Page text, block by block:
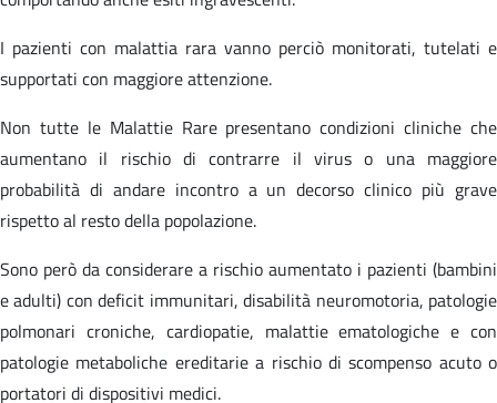
I pazienti con malattia rara vanno perciò monitorati, tutelati e
supportati con maggiore attenzione.
Non tutte le Malattie Rare presentano condizioni cliniche che
aumentano il rischio di contrarre il virus o una maggiore
probabilità di andare incontro a un decorso clinico più grave
rispetto al resto della popolazione.
Sono però da considerare a rischio aumentato i pazienti (bambini
e adulti) con deficit immunitari, disabilità neuromotoria, patologie
polmonari croniche, cardiopatie, malattie ematologiche e con
patologie metaboliche ereditarie a rischio di scompenso acuto o
portatori di dispositivi medici.